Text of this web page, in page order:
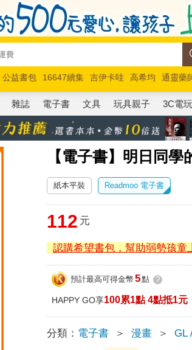
公益書包 16647續集 吉伊卡哇 高希均
通靈藥
馬斯克 玩具總動員5 超慢跑
雜誌 電子書 文具 玩具親子 3C電玩
【電子書】明日同學
紙本平裝 Readmoo 電子書
112 元
認購希望書包，幫助弱勢孩童
預計最高可得金幣 5點 ?
HAPPY GO享100累1點 4點抵1元
分類： 電子書 ＞ 漫畫 ＞ GL